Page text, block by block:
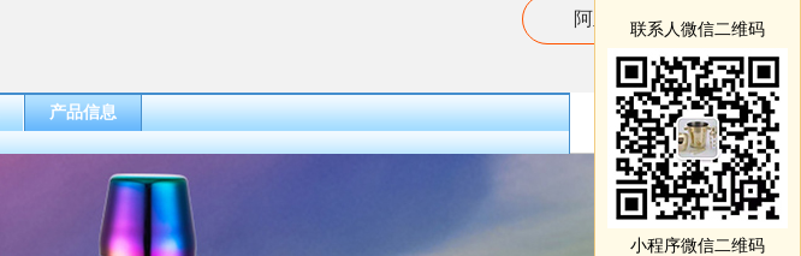
联系人微信二维码
小程序微信二维码
阿里巴巴
产品信息